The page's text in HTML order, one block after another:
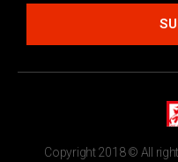
Copyright 2018 © All